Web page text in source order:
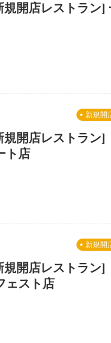
規開店レストラン]
新規開
開店レストラン]
ト店
新規開
開店レストラン]
ェスト店